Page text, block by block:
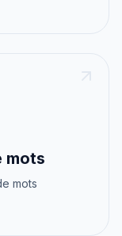
mots
mots